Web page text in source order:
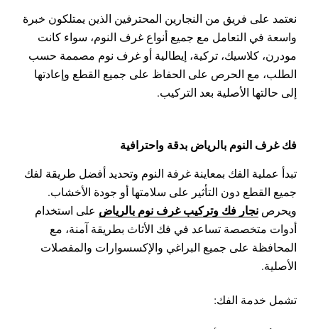
نعتمد على فريق من النجارين المحترفين الذين يمتلكون خبرة
واسعة في التعامل مع جميع أنواع غرف النوم، سواء كانت
مودرن، كلاسيك، تركية، إيطالية أو غرف نوم مصممة حسب
الطلب، مع الحرص على الحفاظ على جميع القطع وإعادتها
إلى حالتها الأصلية بعد التركيب.
فك غرف النوم بالرياض بدقة واحترافية
تبدأ عملية الفك بمعاينة غرفة النوم وتحديد أفضل طريقة لفك
جميع القطع دون التأثير على سلامتها أو جودة الأخشاب.
ويحرص نجار فك وتركيب غرف نوم بالرياض على استخدام
أدوات متخصصة تساعد في فك الأثاث بطريقة آمنة، مع
المحافظة على جميع البراغي والإكسسوارات والمفصلات
الأصلية.
تشمل خدمة الفك: